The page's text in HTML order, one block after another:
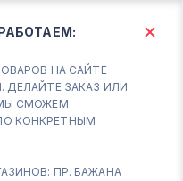
НА САЙТЕ
ДЕЛАЙТЕ ЗАКАЗ ИЛИ
СМОЖЕМ
КОНКРЕТНЫМ
ПР. БАЖАНА